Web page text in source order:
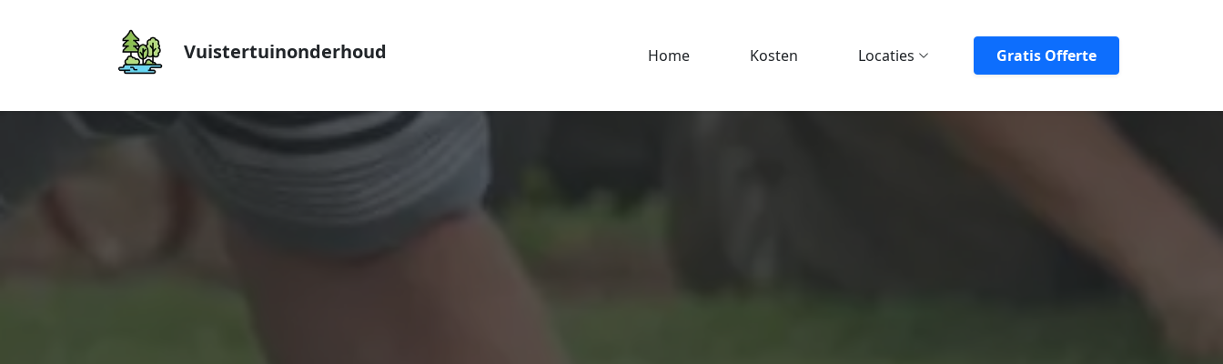
Vuistertuinonderhoud Home Kosten Locaties Gratis Offerte